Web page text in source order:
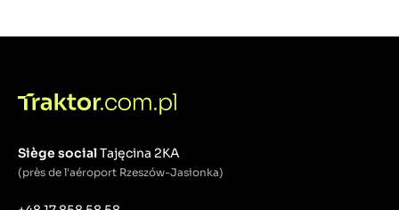
Siège socialTajęcina 2KA
(près de l'aéroport Rzeszów-Jasionka)